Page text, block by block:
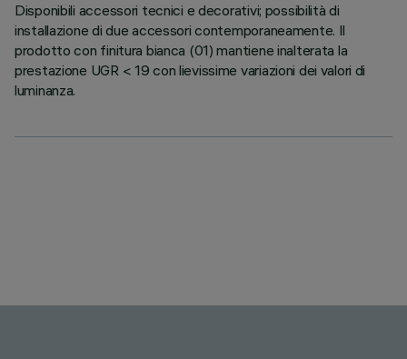
Disponibili accessori tecnici e decorativi; possibilità di
installazione di due accessori contemporaneamente. Il
prodotto con finitura bianca (01) mantiene inalterata la
prestazione UGR < 19 con lievissime variazioni dei valori di
luminanza.